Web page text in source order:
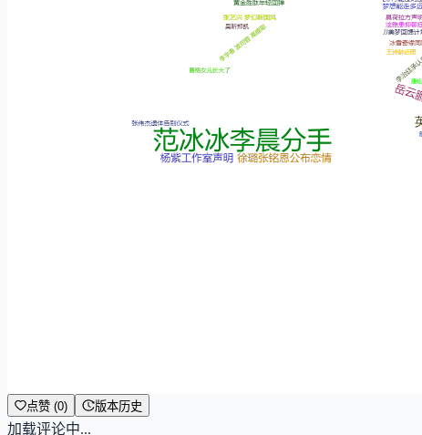
点赞 (0) 版本历史
加载评论中...